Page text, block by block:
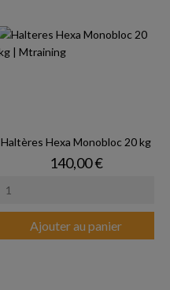
Haltères Hexa Monobloc 20 kg
Prix
140,00 €
Ajouter au panier